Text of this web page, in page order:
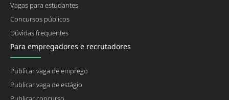
Vagas para estudantes
Concursos públicos
Dúvidas frequentes
Para empregadores e recrutadores
Publicar vaga de emprego
Publicar vaga de estágio